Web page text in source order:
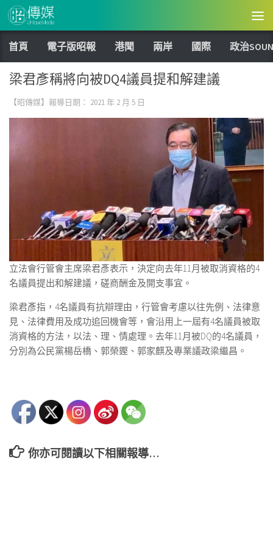
Skip to content
首頁 電子版昭報 港聞 兩岸 國際 政治
梁君彥稱將向被DQ4議員提和解建議
【昭傳媒】報導日期： 2021 年 2 月 5 日
立法會行管會主席梁君彥表示，決定向去年11月被取消資格的4
名議員提出和解建議，磋商酬金及開支事宜。
梁君彥指，4名議員有抗辯理由，行管會考慮以往先例、法律意
見、法律費用及成功追回機會等，會沿用上一屆有4名議員被取
消資格的方法，以法、理、情處理。去年11月被DQ的4名議員，
分別為公民黨楊岳橋、郭榮鏗、郭家麒及專業議政梁繼昌。
你亦可閱讀以下相關報導…